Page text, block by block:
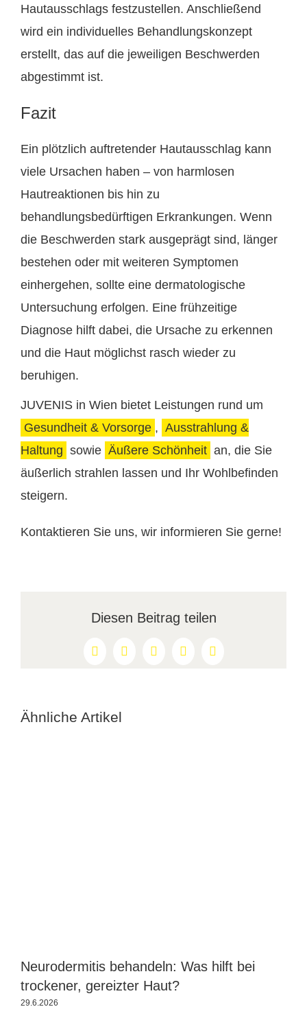
Hautausschlags festzustellen. Anschließend
wird ein individuelles Behandlungskonzept
erstellt, das auf die jeweiligen Beschwerden
abgestimmt ist.
Fazit
Ein plötzlich auftretender Hautausschlag kann
viele Ursachen haben – von harmlosen
Hautreaktionen bis hin zu
behandlungsbedürftigen Erkrankungen. Wenn
die Beschwerden stark ausgeprägt sind, länger
bestehen oder mit weiteren Symptomen
einhergehen, sollte eine dermatologische
Untersuchung erfolgen. Eine frühzeitige
Diagnose hilft dabei, die Ursache zu erkennen
und die Haut möglichst rasch wieder zu
beruhigen.
JUVENIS in Wien bietet Leistungen rund um
Gesundheit & Vorsorge , Ausstrahlung &
Haltung sowie Äußere Schönheit an, die Sie
äußerlich strahlen lassen und Ihr Wohlbefinden
steigern.
Kontaktieren Sie uns, wir informieren Sie gerne!
Diesen Beitrag teilen
Facebook
X RedditLinkedInPinterest
Ähnliche Artikel
Neurodermitis behandeln: Was hilft bei
trockener, gereizter Haut?
29.6.2026